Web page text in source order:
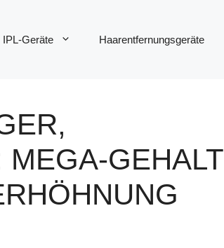
IPL-Geräte Haarentfernungsgeräte
GEHALT